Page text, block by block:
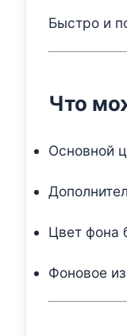
Быстро и
Что
Основной
Цвет фона
Фоновое